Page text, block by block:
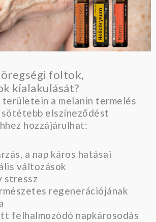
öregségi foltok,
kialakulását?
területein a melanin termelés
elszíneződést
hozzájárulhat:
a nap káros hatásai
változások
stressz
regenerációjának
felhalmozódó napkárosodás